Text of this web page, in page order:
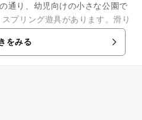
通り、幼児向けの小さな公園で
プリング遊具があります。滑り
可愛しく子どもはもちろん、大
をみる